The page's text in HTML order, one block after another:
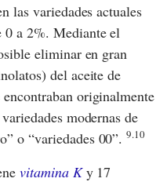
las variedades actuales
0 a 2%. Mediante el
eliminar en gran
del aceite de
originalmente
modernas de
o “variedades 00”.9.10
vitamina Ky 17